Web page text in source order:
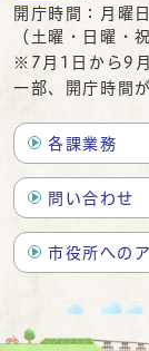
開庁時間：月曜
（土曜・日曜・
※7月1日から9
一部、開庁時間
各課業務
問い合わせ
市役所への